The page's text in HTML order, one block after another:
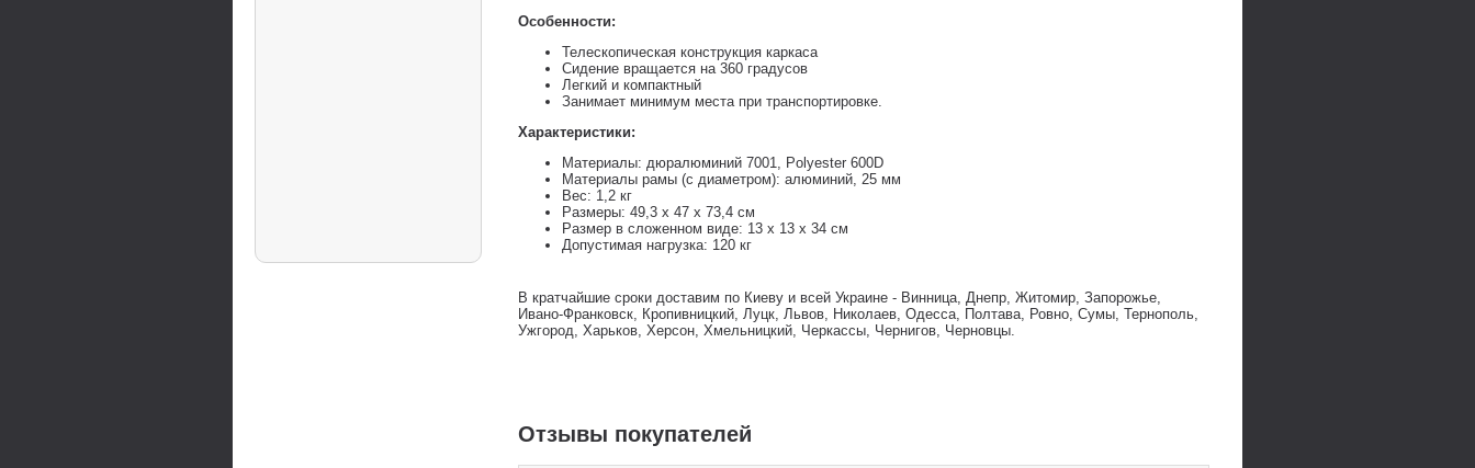
Особенности:
Телескопическая конструкция каркаса
Сидение вращается на 360 градусов
Легкий и компактный
Занимает минимум места при транспортировке.
Характеристики:
Материалы: дюралюминий 7001, Polyester 600D
Материалы рамы (с диаметром): алюминий, 25 мм
Вес: 1,2 кг
Размеры: 49,3 х 47 х 73,4 см
Размер в сложенном виде: 13 х 13 х 34 см
Допустимая нагрузка: 120 кг
В кратчайшие сроки доставим по Киеву и всей Украине - Винница, Днепр, Житомир, Запорожье,
Ивано-Франковск, Кропивницкий, Луцк, Львов, Николаев, Одесса, Полтава, Ровно, Сумы, Тернополь,
Ужгород, Харьков, Херсон, Хмельницкий, Черкассы, Чернигов, Черновцы.
Отзывы покупателей